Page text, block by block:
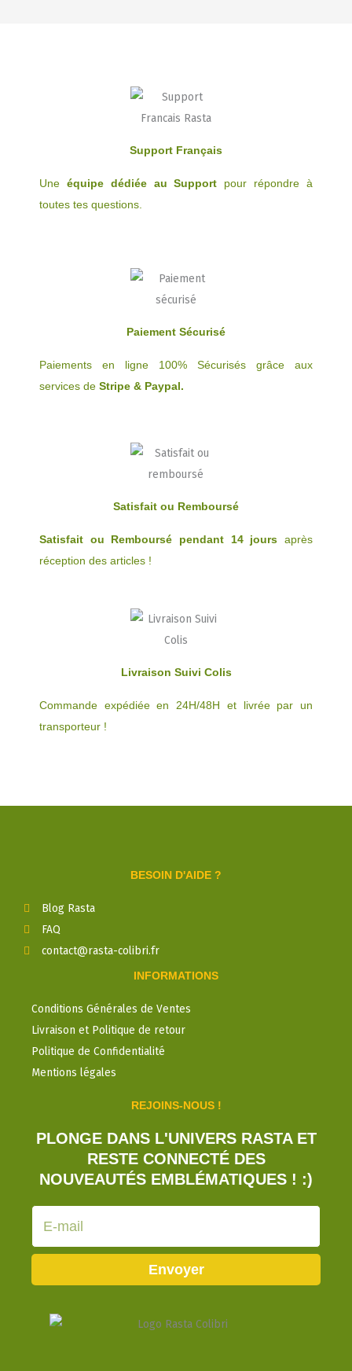
Support Français
Une équipe dédiée au Support pour répondre à
toutes tes questions.
Paiement Sécurisé
Paiements en ligne 100% Sécurisés grâce aux
services de Stripe & Paypal.
Satisfait ou Remboursé
Satisfait ou Remboursé pendant 14 jours après
réception des articles !
Livraison Suivi Colis
Commande expédiée en 24H/48H et livrée par un
transporteur !
BESOIN D'AIDE ?
Blog Rasta
FAQ
contact@rasta-colibri.fr
INFORMATIONS
Conditions Générales de Ventes
Livraison et Politique de retour
Politique de Confidentialité
Mentions légales
REJOINS-NOUS !
PLONGE DANS L'UNIVERS RASTA ET
RESTE CONNECTÉ DES
NOUVEAUTÉS EMBLÉMATIQUES ! :)
Envoyer